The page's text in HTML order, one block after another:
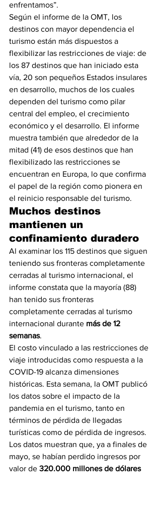
enfrentamos”.
Según el informe de la OMT, los
destinos con mayor dependencia el
turismo están más dispuestos a
flexibilizar las restricciones de viaje: de
los 87 destinos que han iniciado esta
vía, 20 son pequeños Estados insulares
en desarrollo, muchos de los cuales
dependen del turismo como pilar
central del empleo, el crecimiento
económico y el desarrollo. El informe
muestra también que alrededor de la
mitad (41) de esos destinos que han
flexibilizado las restricciones se
encuentran en Europa, lo que confirma
el papel de la región como pionera en
el reinicio responsable del turismo.
Muchos destinos
mantienen un
confinamiento duradero
Al examinar los 115 destinos que siguen
teniendo sus fronteras completamente
cerradas al turismo internacional, el
informe constata que la mayoría (88)
han tenido sus fronteras
completamente cerradas al turismo
internacional durante más de 12
semanas.
El costo vinculado a las restricciones de
viaje introducidas como respuesta a la
COVID-19 alcanza dimensiones
históricas. Esta semana, la OMT publicó
los datos sobre el impacto de la
pandemia en el turismo, tanto en
términos de pérdida de llegadas
turísticas como de pérdida de ingresos.
Los datos muestran que, ya a finales de
mayo, se habían perdido ingresos por
valor de 320.000 millones de dólares